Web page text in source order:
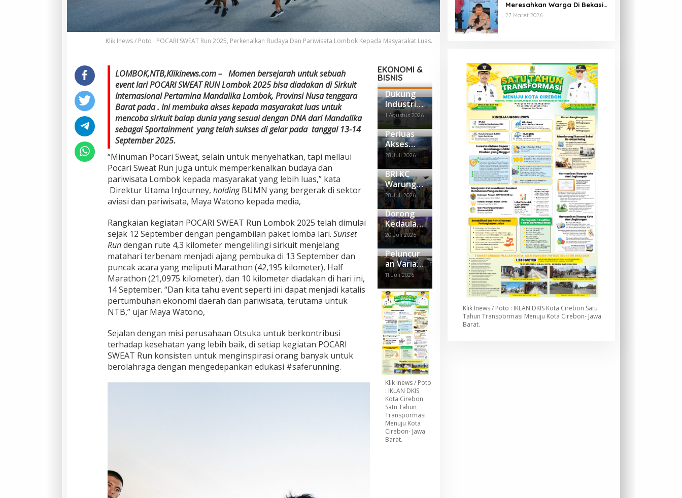
Klik Inews / Poto : POCARI SWEAT Run 2025, Perkenalkan Budaya Dan Pariwisata Lombok Kepada Masyarakat Luas.
LOMBOK,NTB,Klikinews.com – Momen bersejarah untuk sebuah
event lari POCARI SWEAT RUN Lombok 2025 bisa diadakan di Sirkuit
Internasional Pertamina Mandalika Lombok, Provinsi Nusa tenggara
Barat pada . Ini membuka akses kepada masyarakat luas untuk
mencoba sirkuit balap dunia yang sesuai dengan DNA dari Mandalika
sebagaiSportainmentyang telah sukses di gelar pada tanggal 13-14
September 2025.
“Minuman Pocari Sweat, selain untuk menyehatkan, tapi mellaui
Pocari Sweat Run juga untuk memperkenalkan budaya dan
pariwisata Lombok kepada masyarakat yang lebih luas,” kata
Direktur Utama InJourney, holdingBUMN yang bergerak di sektor
aviasi dan pariwisata, Maya Watono kepada media,
Rangkaian kegiatan POCARI SWEAT Run Lombok 2025 telah dimulai
sejak 12 September dengan pengambilan paket lomba lari. Sunset
Rundengan rute 4,3 kilometer mengelilingi sirkuit menjelang
matahari terbenam menjadi ajang pembuka di 13 September dan
puncak acara yang meliputi Marathon (42,195 kilometer), Half
Marathon (21,0975 kilometer), dan 10 kilometer diadakan di hari ini,
14 September. “Dan kita tahu event seperti ini dapat menjadi katalis
pertumbuhan ekonomi daerah dan pariwisata, terutama untuk
NTB,” ujar Maya Watono,
Sejalan dengan misi perusahaan Otsuka untuk berkontribusi
terhadap kesehatan yang lebih baik, di setiap kegiatan POCARI
SWEAT Run konsisten untuk menginspirasi orang banyak untuk
berolahraga dengan mengedepankan edukasi #saferunning.
EKONOMI &
BISNIS
Dukung
Industri
Dalam
Negeri
Tersertifi
kasi
TKDN,
Panasoni
c Resmi
Produksi
AC Floor
Standing
PB5
Series
Dengan
Refrigera
n R32
1 Agustus 2026
Perluas
Akses
Inklusi
Keuanga
n,BRI
Depok
Maksimal
kan Agen
BRILink
Memberi
Peluang
Bagi
Badan
Usaha
28 Juli 2026
BRI KC
Warung
Buncit
Tawarkan
Solusi
Keuanga
n dan
Layanan
Langsung
Di UMKM
5K Run
28 Juli 2026
Dorong
Kedaulat
an
Ekonomi
Rakyat,
BRI
Menara
Turut
Menduku
ng
Seminar
Nasional
Koperasi
Desa
Merah
Putih
20 Juli 2026
Peluncur
an Varian
NATARIG
Panasoni
c,
Dirancan
g Khusus
Minimalis
t Dan
Modern
Berkolab
orasi
Dengan
IAI Jabar
11 Juli 2026
Klik Inews / Poto
: IKLAN DKIS
Kota Cirebon
Satu Tahun
Transpormasi
Menuju Kota
Cirebon- Jawa
Barat.
Meresahkan Warga Di Bekasi
Berhasil Diringkus Polisi
27 Maret 2026
Klik Inews / Poto : IKLAN DKIS Kota Cirebon Satu
Tahun Transpormasi Menuju Kota Cirebon- Jawa
Barat.